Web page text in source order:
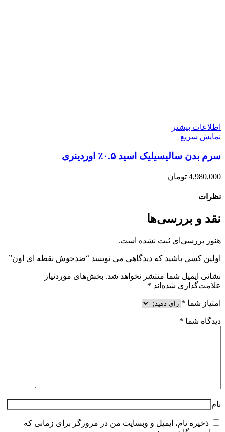
اطلاعات بیشتر
نمایش سریع
سرم بدن سالیسیلیک اسید ۰.۵٪ اوردینری
4,980,000 تومان
نظرات
نقد و بررسی‌ها
هنوز بررسی‌ای ثبت نشده است.
اولین کسی باشید که دیدگاهی می نویسد “ضدجوش نقطه ای اون”
نشانی ایمیل شما منتشر نخواهد شد. بخش‌های موردنیاز
علامت‌گذاری شده‌اند *
امتیاز شما *
دیدگاه شما *
نام
ذخیره نام، ایمیل و وبسایت من در مرورگر برای زمانی که